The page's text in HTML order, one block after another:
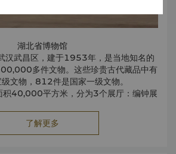
湖北省博物馆
汉武昌区，建于1953年，是当地知名的
多件文物。这些珍贵古代藏品中有
文物，812件是国家一级文物。
积40,000平方米，分为3个展厅：编钟展
时期（公元前476年 - 公元前221年）皇
出土的遗物。厅内悬挂着编钟。
了解更多